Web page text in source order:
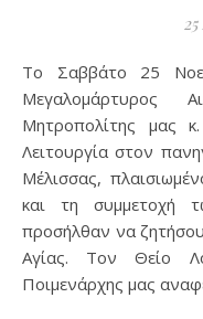
Το Σαββάτο 25 Νοεμβρίου 2023, εορτή της Αγίας
Μεγαλομάρτυρος
Μητροπολίτης μας
Λειτουργία στον
Μέλισσας,
και τη συμμετοχή
προσήλθαν να
Αγίας. Τον Θείο
Ποιμενάρχης μας